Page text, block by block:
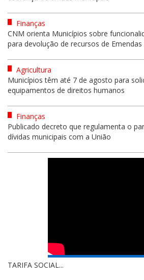
Finanças
CNM orienta Municípios sobre
para devolução de recursos de Emendas
Agricultura
Municípios têm até 7 de agosto para
equipamentos de direitos humanos
Finanças
Publicado decreto que regulamenta o
dívidas municipais com a União
TARIFA SOCIAL...